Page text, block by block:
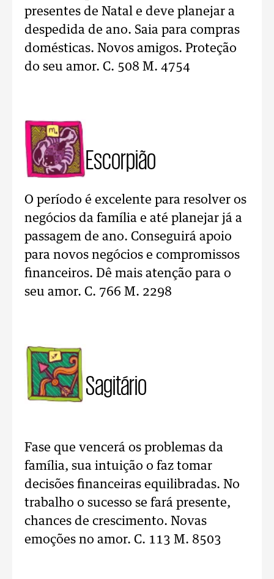
presentes de Natal e deve planejar a
despedida de ano. Saia para compras
domésticas. Novos amigos. Proteção
do seu amor. C. 508 M. 4754
Escorpião
O período é excelente para resolver os
negócios da família e até planejar já a
passagem de ano. Conseguirá apoio
para novos negócios e compromissos
financeiros. Dê mais atenção para o
seu amor. C. 766 M. 2298
Sagitário
Fase que vencerá os problemas da
família, sua intuição o faz tomar
decisões financeiras equilibradas. No
trabalho o sucesso se fará presente,
chances de crescimento. Novas
emoções no amor. C. 113 M. 8503